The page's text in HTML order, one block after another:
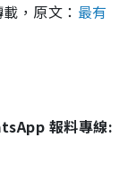
，原文： 最有
報料專線: